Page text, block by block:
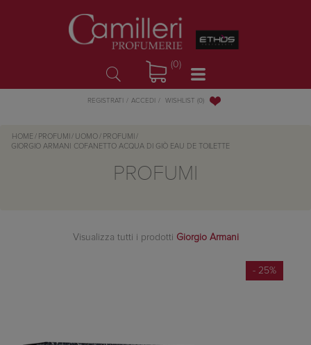
(0)
REGISTRATI ACCEDI WISHLIST (0)
HOME / PROFUMI / UOMO / PROFUMI /
GIORGIO ARMANI
COFANETTO ACQUA DI GIÒ EAU DE TOILETTE
PROFUMI
Visualizza tutti i prodotti Giorgio Armani
- 25%